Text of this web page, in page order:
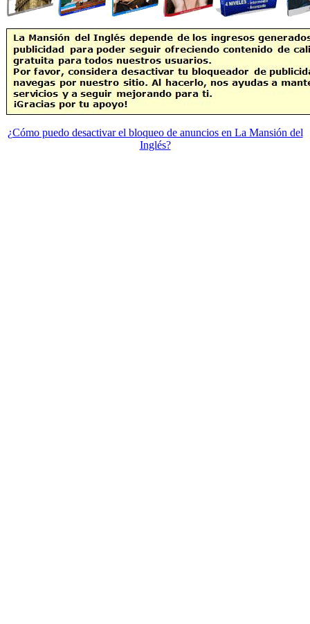
¿Cómo puedo desactivar el bloqueo de anuncios en La Mansión del
Inglés?